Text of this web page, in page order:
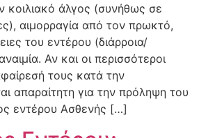
κοιλιακό άλγος (συνήθως σε
αιμορραγία από τον πρωκτό,
του εντέρου (διάρροια/
Αν και οι περισσότεροι
τους κατά την
απαραίτητη για την πρόληψη του
εντέρου Ασθενής […]